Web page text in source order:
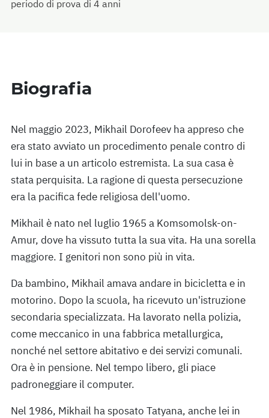
periodo di prova di 4 anni
Biografia
Nel maggio 2023, Mikhail Dorofeev ha appreso che
era stato avviato un procedimento penale contro di
lui in base a un articolo estremista. La sua casa è
stata perquisita. La ragione di questa persecuzione
era la pacifica fede religiosa dell'uomo.
Mikhail è nato nel luglio 1965 a Komsomolsk-on-
Amur, dove ha vissuto tutta la sua vita. Ha una sorella
maggiore. I genitori non sono più in vita.
Da bambino, Mikhail amava andare in bicicletta e in
motorino. Dopo la scuola, ha ricevuto un'istruzione
secondaria specializzata. Ha lavorato nella polizia,
come meccanico in una fabbrica metallurgica,
nonché nel settore abitativo e dei servizi comunali.
Ora è in pensione. Nel tempo libero, gli piace
padroneggiare il computer.
Nel 1986, Mikhail ha sposato Tatyana, anche lei in